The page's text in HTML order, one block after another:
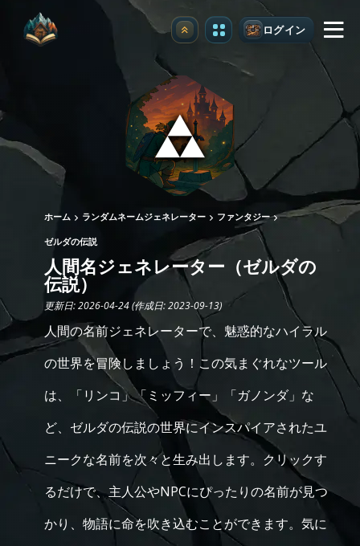
アップグレード ログイン
ホーム ランダムネームジェネレーター ファンタジー
ゼルダの伝説
人間名ジェネレーター（ゼルダの
伝説）
更新日: 2026-04-24 (作成日: 2023-09-13)
人間の名前ジェネレーターで、魅惑的なハイラル
の世界を冒険しましょう！この気まぐれなツール
は、「リンコ」「ミッフィー」「ガノンダ」な
ど、ゼルダの伝説の世界にインスパイアされたユ
ニークな名前を次々と生み出します。クリックす
るだけで、主人公やNPCにぴったりの名前が見つ
かり、物語に命を吹き込むことができます。気に